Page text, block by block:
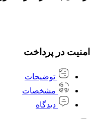
امنیت در پرداخت
توضیحات
مشخصات
دیدگاه